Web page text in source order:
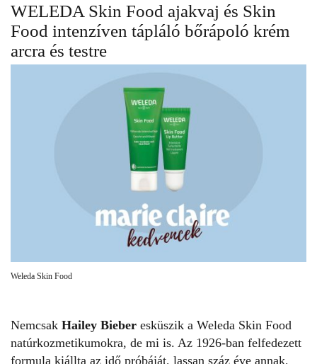
WELEDA Skin Food ajakvaj és Skin
Food intenzíven tápláló bőrápoló krém
arcra és testre
Weleda Skin Food
Nemcsak Hailey Bieber esküszik a Weleda Skin Food
natúrkozmetikumokra, de mi is. Az 1926-ban felfedezett
formula kiállta az idő próbáját, lassan száz éve annak,